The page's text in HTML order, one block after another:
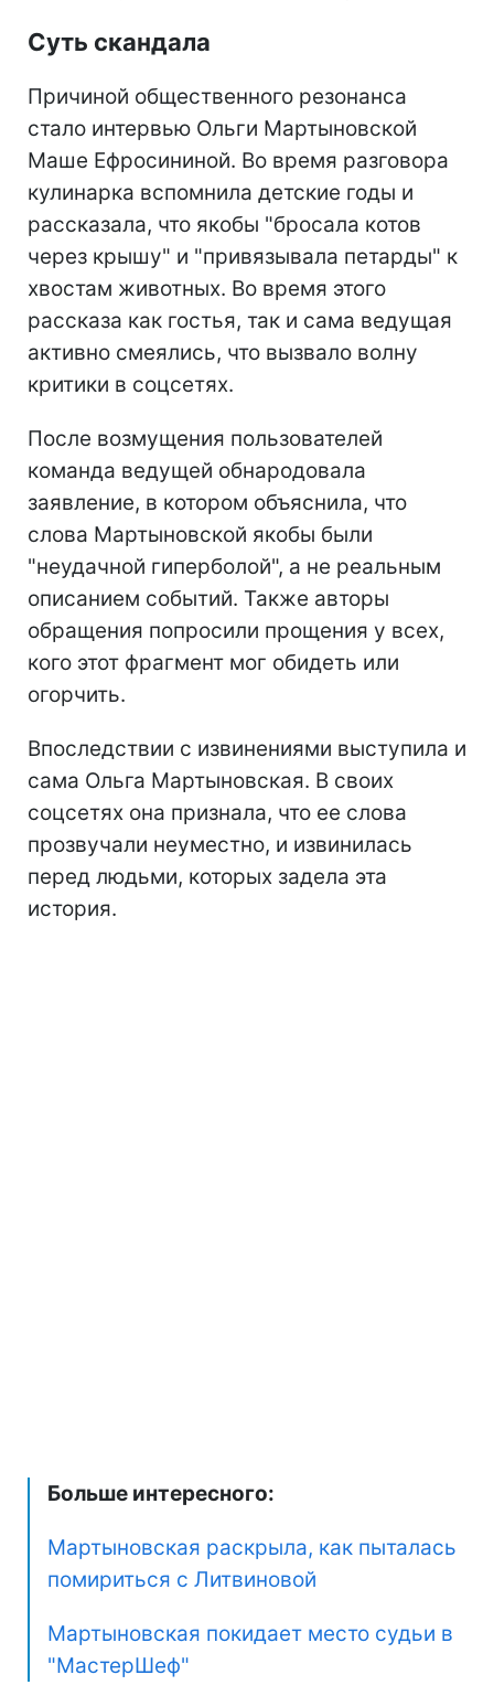
Суть скандала
Причиной общественного резонанса
стало интервью Ольги Мартыновской
Маше Ефросининой. Во время разговора
кулинарка вспомнила детские годы и
рассказала, что якобы "бросала котов
через крышу" и "привязывала петарды" к
хвостам животных. Во время этого
рассказа как гостья, так и сама ведущая
активно смеялись, что вызвало волну
критики в соцсетях.
После возмущения пользователей
команда ведущей обнародовала
заявление, в котором объяснила, что
слова Мартыновской якобы были
"неудачной гиперболой", а не реальным
описанием событий. Также авторы
обращения попросили прощения у всех,
кого этот фрагмент мог обидеть или
огорчить.
Впоследствии с извинениями выступила и
сама Ольга Мартыновская. В своих
соцсетях она признала, что ее слова
прозвучали неуместно, и извинилась
перед людьми, которых задела эта
история.
Больше интересного:
Мартыновская раскрыла, как пыталась
помириться с Литвиновой
Мартыновская покидает место судьи в
"МастерШеф"